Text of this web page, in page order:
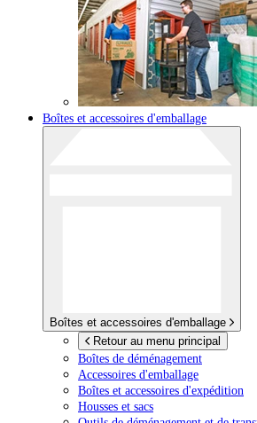
Boîtes et accessoires d'emballage
Boîtes et accessoires d'emballage
Retour au menu principal
Boîtes de déménagement
Accessoires d'emballage
Boîtes et accessoires d'expédition
Housses et sacs